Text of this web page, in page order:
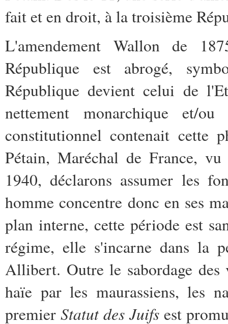
fait et en droit, à la troisième
L'amendement Wallon de
République est abrogé,
République devient celui de
nettement monarchique et/
constitutionnel contenait cette
Pétain, Maréchal de France,
1940, déclarons assumer les
homme concentre donc en ses
plan interne, cette période est
régime, elle s'incarne dans la
Allibert. Outre le sabordage des
haïe par les maurassiens, les
premierStatut des Juifs est